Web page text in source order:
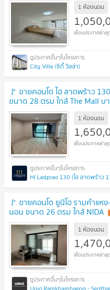
1 ห้องนอน
City Villa (ซิตี้ วิลล่า)
🚩 ขายคอนโด ไฮ ลาดพร้าว
ขนาด 28 ตรม ใกล้ The Mall บ
1 ห้องนอน
HI Ladprao 130 (ไฮ ลาดพร้าว
🚩 ขายคอนโด ยูนิโอ รามคำแห
นอน ขนาด 26 ตรม ใกล้ NIDA
1 ห้องนอน